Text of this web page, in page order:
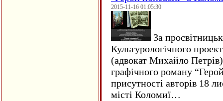
2015-11-16 01:05:30
За
Культурологічного
(адвокат Михайло
графічного роману
присутності авторів 18
місті Коломиї…